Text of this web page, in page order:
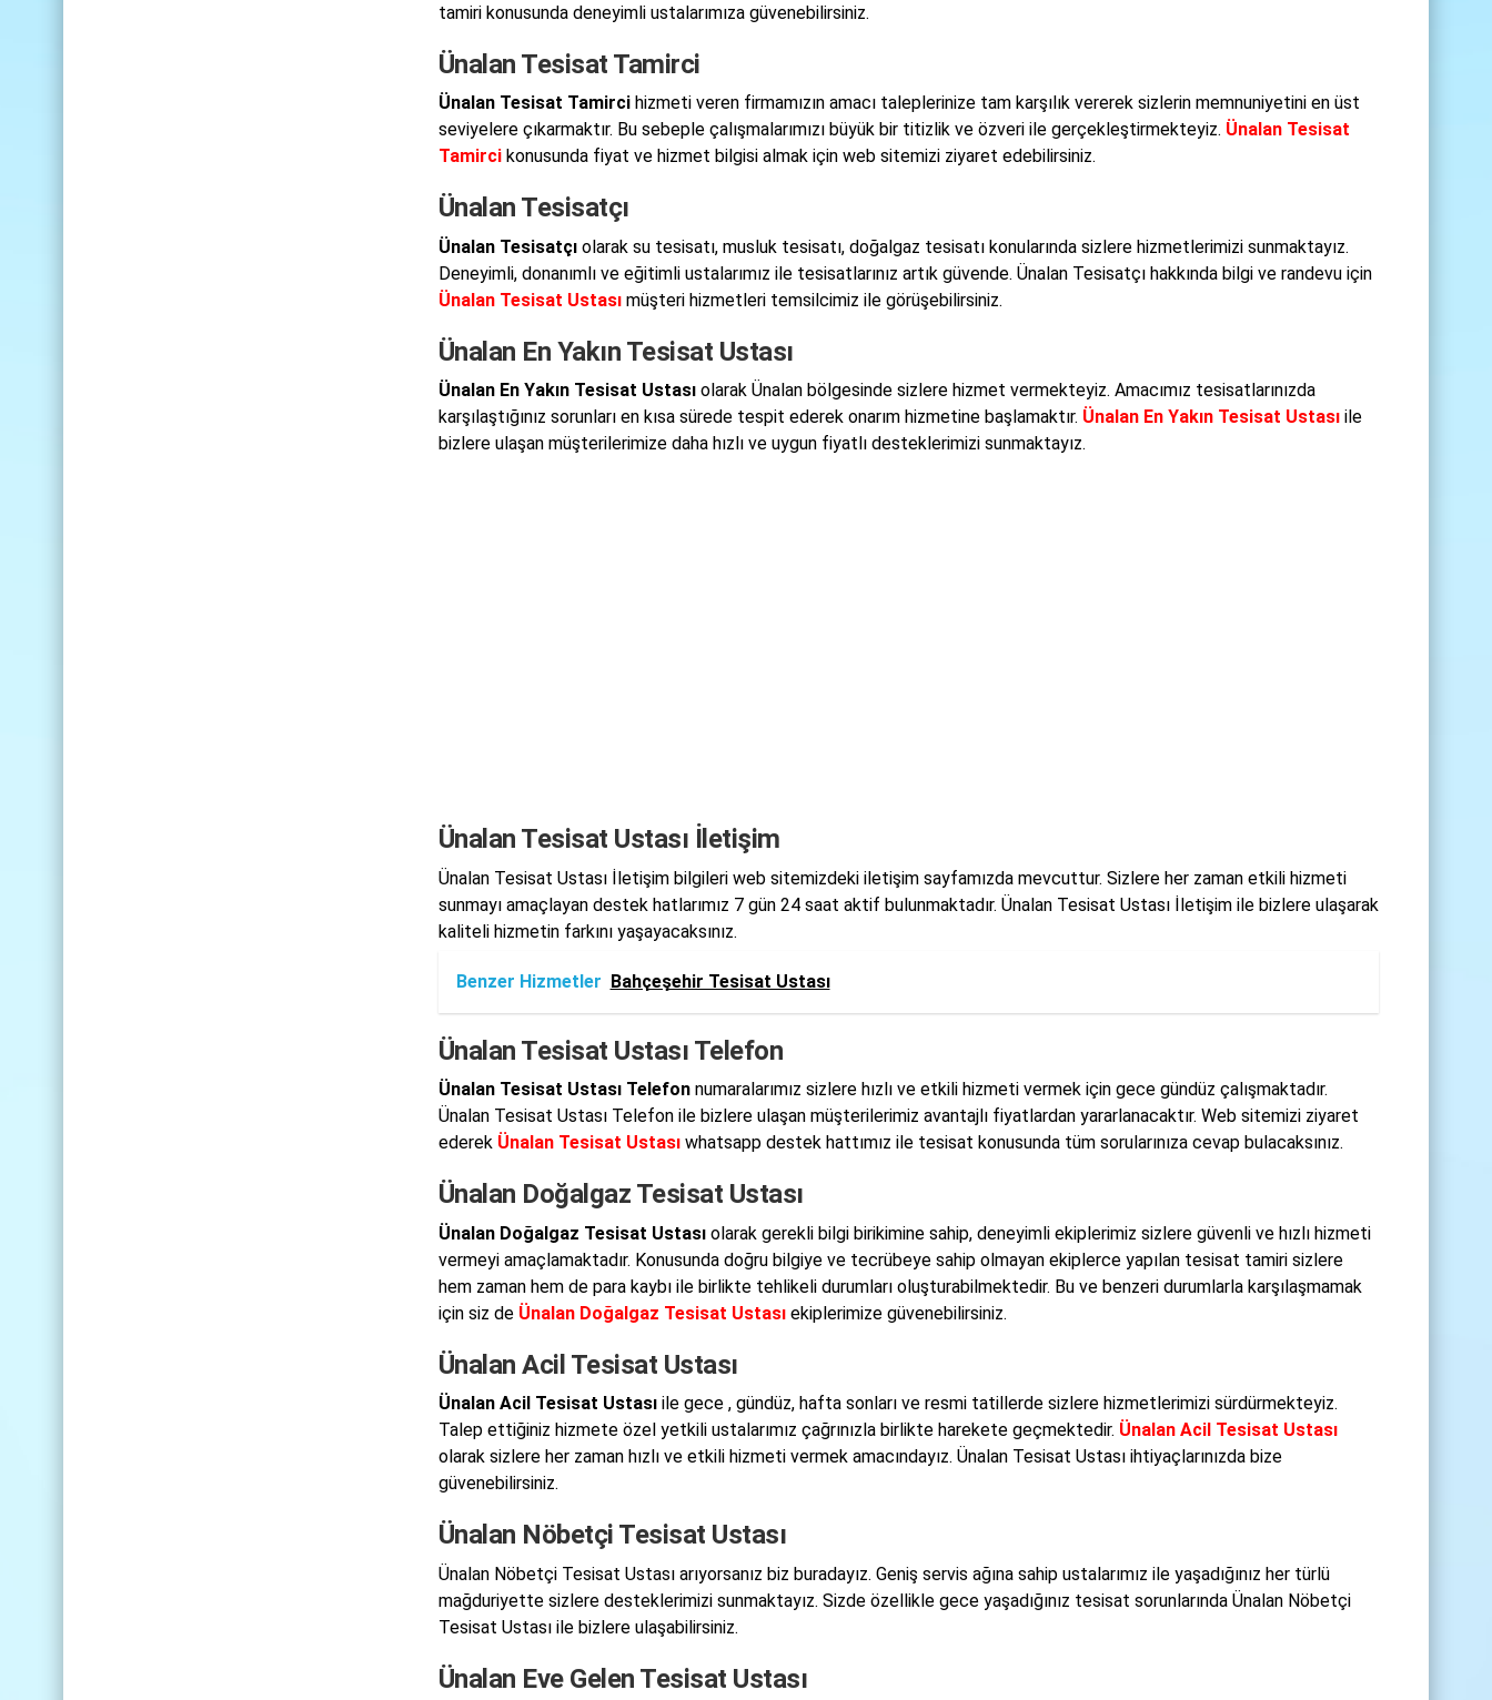
tamiri konusunda deneyimli ustalarımıza güvenebilirsiniz.
Ünalan Tesisat Tamirci
Ünalan Tesisat Tamircihizmeti veren firmamızın amacı taleplerinize tam karşılık vererek sizlerin memnuniyetini en üst
seviyelere çıkarmaktır. Bu sebeple çalışmalarımızı büyük bir titizlik ve özveri ile gerçekleştirmekteyiz. Ünalan Tesisat
Tamircikonusunda fiyat ve hizmet bilgisi almak için web sitemizi ziyaret edebilirsiniz.
Ünalan Tesisatçı
Ünalan Tesisatçıolarak su tesisatı, musluk tesisatı, doğalgaz tesisatı konularında sizlere hizmetlerimizi sunmaktayız.
Deneyimli, donanımlı ve eğitimli ustalarımız ile tesisatlarınız artık güvende. Ünalan Tesisatçı hakkında bilgi ve randevu için
Ünalan Tesisat Ustası müşteri hizmetleri temsilcimiz ile görüşebilirsiniz.
Ünalan En Yakın Tesisat Ustası
Ünalan En Yakın Tesisat Ustasıolarak Ünalan bölgesinde sizlere hizmet vermekteyiz. Amacımız tesisatlarınızda
karşılaştığınız sorunları en kısa sürede tespit ederek onarım hizmetine başlamaktır. Ünalan En Yakın Tesisat Ustası ile
bizlere ulaşan müşterilerimize daha hızlı ve uygun fiyatlı desteklerimizi sunmaktayız.
Ünalan Tesisat Ustası İletişim
Ünalan Tesisat Ustası İletişim bilgileri web sitemizdeki iletişim sayfamızda mevcuttur. Sizlere her zaman etkili hizmeti
sunmayı amaçlayan destek hatlarımız 7 gün 24 saat aktif bulunmaktadır. Ünalan Tesisat Ustası İletişim ile bizlere ulaşarak
kaliteli hizmetin farkını yaşayacaksınız.
Benzer Hizmetler Bahçeşehir Tesisat Ustası
Ünalan Tesisat Ustası Telefon
Ünalan Tesisat Ustası Telefonnumaralarımız sizlere hızlı ve etkili hizmeti vermek için gece gündüz çalışmaktadır.
Ünalan Tesisat Ustası Telefon ile bizlere ulaşan müşterilerimiz avantajlı fiyatlardan yararlanacaktır. Web sitemizi ziyaret
ederek Ünalan Tesisat Ustasıwhatsapp destek hattımız ile tesisat konusunda tüm sorularınıza cevap bulacaksınız.
Ünalan Doğalgaz Tesisat Ustası
Ünalan Doğalgaz Tesisat Ustasıolarak gerekli bilgi birikimine sahip, deneyimli ekiplerimiz sizlere güvenli ve hızlı hizmeti
vermeyi amaçlamaktadır. Konusunda doğru bilgiye ve tecrübeye sahip olmayan ekiplerce yapılan tesisat tamiri sizlere
hem zaman hem de para kaybı ile birlikte tehlikeli durumları oluşturabilmektedir. Bu ve benzeri durumlarla karşılaşmamak
için siz de Ünalan Doğalgaz Tesisat Ustasıekiplerimize güvenebilirsiniz.
Ünalan Acil Tesisat Ustası
Ünalan Acil Tesisat Ustasıile gece , gündüz, hafta sonları ve resmi tatillerde sizlere hizmetlerimizi sürdürmekteyiz.
Talep ettiğiniz hizmete özel yetkili ustalarımız çağrınızla birlikte harekete geçmektedir. Ünalan Acil Tesisat Ustası
olarak sizlere her zaman hızlı ve etkili hizmeti vermek amacındayız. Ünalan Tesisat Ustası ihtiyaçlarınızda bize
güvenebilirsiniz.
Ünalan Nöbetçi Tesisat Ustası
Ünalan Nöbetçi Tesisat Ustası arıyorsanız biz buradayız. Geniş servis ağına sahip ustalarımız ile yaşadığınız her türlü
mağduriyette sizlere desteklerimizi sunmaktayız. Sizde özellikle gece yaşadığınız tesisat sorunlarında Ünalan Nöbetçi
Tesisat Ustası ile bizlere ulaşabilirsiniz.
Ünalan Eve Gelen Tesisat Ustası